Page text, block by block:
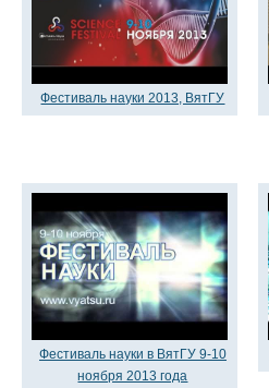
Фестиваль науки 2013, ВятГУ
Фестиваль науки в ВятГУ 9-10
ноября 2013 года